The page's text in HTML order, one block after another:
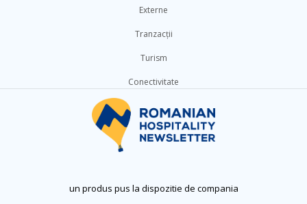
Externe
Tranzacții
Turism
Conectivitate
un produs pus la dispozitie de compania